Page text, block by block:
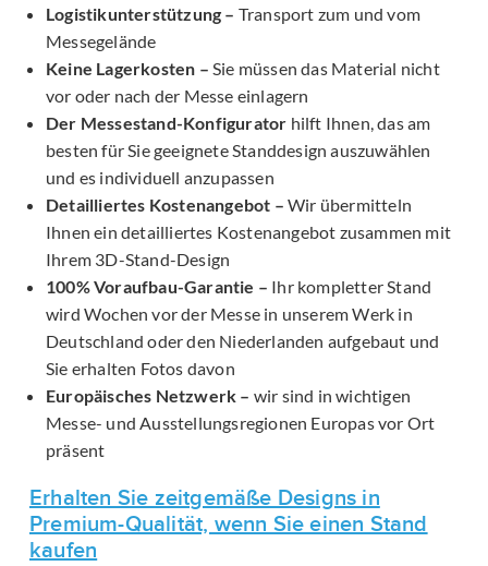
Logistikunterstützung – Transport zum und vom
Messegelände
Keine Lagerkosten – Sie müssen das Material nicht
vor oder nach der Messe einlagern
Der Messestand-Konfigurator hilft Ihnen, das am
besten für Sie geeignete Standdesign auszuwählen
und es individuell anzupassen
Detailliertes Kostenangebot – Wir übermitteln
Ihnen ein detailliertes Kostenangebot zusammen mit
Ihrem 3D-Stand-Design
100% Voraufbau-Garantie – Ihr kompletter Stand
wird Wochen vor der Messe in unserem Werk in
Deutschland oder den Niederlanden aufgebaut und
Sie erhalten Fotos davon
Europäisches Netzwerk – wir sind in wichtigen
Messe- und Ausstellungsregionen Europas vor Ort
präsent
Erhalten Sie zeitgemäße Designs in
Premium-Qualität, wenn Sie einen Stand
kaufen